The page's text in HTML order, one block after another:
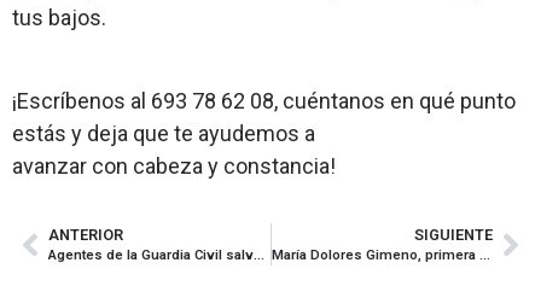
tus bajos.
¡Escríbenos al 693 78 62 08, cuéntanos en qué punto
estás y deja que te ayudemos a
avanzar con cabeza y constancia!
ANTERIOR
Agentes de la Guardia Civil salvan a un niño inconsciente por atragantamiento en Lugo
SIGUIENTE
María Dolores Gimeno, primera mujer coronel: «La Guardia Civil puede presumir de ser una de las instituciones que mejor ha incorporado a las mujeres desde el primer momento»